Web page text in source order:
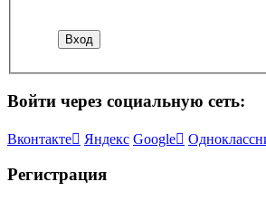
Войти через социальную сеть:
Вконтакте Яндекс Google
Регистрация